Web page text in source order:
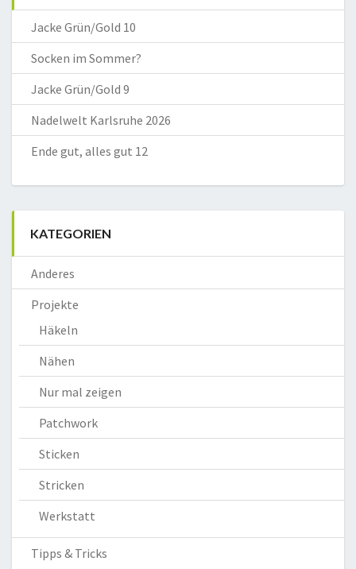
Jacke Grün/Gold 10
Socken im Sommer?
Jacke Grün/Gold 9
Nadelwelt Karlsruhe 2026
Ende gut, alles gut 12
KATEGORIEN
Anderes
Projekte
Häkeln
Nähen
Nur mal zeigen
Patchwork
Sticken
Stricken
Werkstatt
Tipps & Tricks